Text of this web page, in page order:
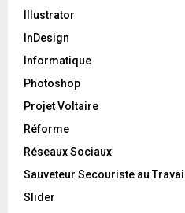
Illustrator
InDesign
Informatique
Photoshop
Projet Voltaire
Réforme
Réseaux Sociaux
Sauveteur Secouriste au Travail
Slider